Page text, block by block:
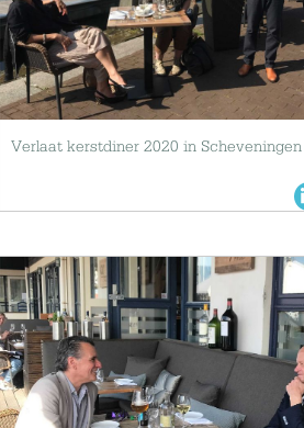
Verlaat kerstdiner 2020 in Scheveningen